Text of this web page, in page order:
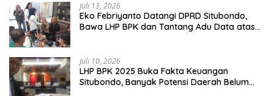
Juli 13, 2026
Eko Febriyanto Datangi DPRD Situbondo,
Bawa LHP BPK dan Tantang Adu Data atas
Juli 10, 2026
LHP BPK 2025 Buka Fakta Keuangan
Situbondo, Banyak Potensi Daerah Belum